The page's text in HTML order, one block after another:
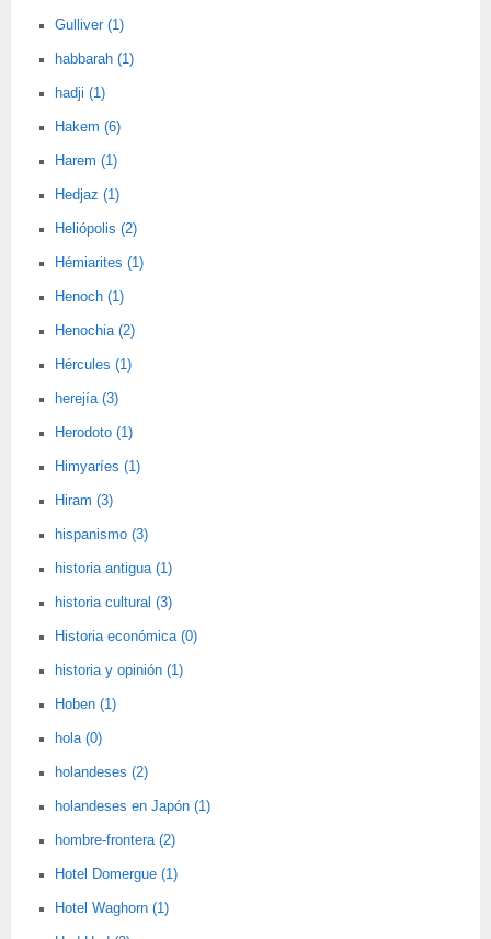
Gulliver (1)
habbarah (1)
hadji (1)
Hakem (6)
Harem (1)
Hedjaz (1)
Heliópolis (2)
Hémiarites (1)
Henoch (1)
Henochia (2)
Hércules (1)
herejía (3)
Herodoto (1)
Himyaríes (1)
Hiram (3)
hispanismo (3)
historia antigua (1)
historia cultural (3)
Historia económica (0)
historia y opinión (1)
Hoben (1)
hola (0)
holandeses (2)
holandeses en Japón (1)
hombre-frontera (2)
Hotel Domergue (1)
Hotel Waghorn (1)